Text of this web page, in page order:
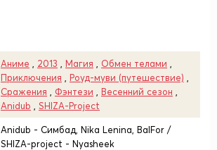
Аниме 2013 Магия Обмен телами
Приключения
Роуд-муви (путешествие)
Сражения
Фэнтези Весенний сезон
Anidub
SHIZA-Project
Anidub - Симбад, Nika Lenina, BalFor /
SHIZA-project - Nyasheek